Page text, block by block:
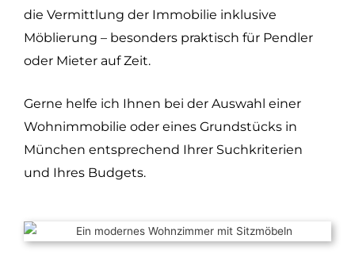
die Vermittlung der Immobilie inklusive
Möblierung – besonders praktisch für Pendler
oder Mieter auf Zeit.
Gerne helfe ich Ihnen bei der Auswahl einer
Wohnimmobilie oder eines Grundstücks in
München entsprechend Ihrer Suchkriterien
und Ihres Budgets.